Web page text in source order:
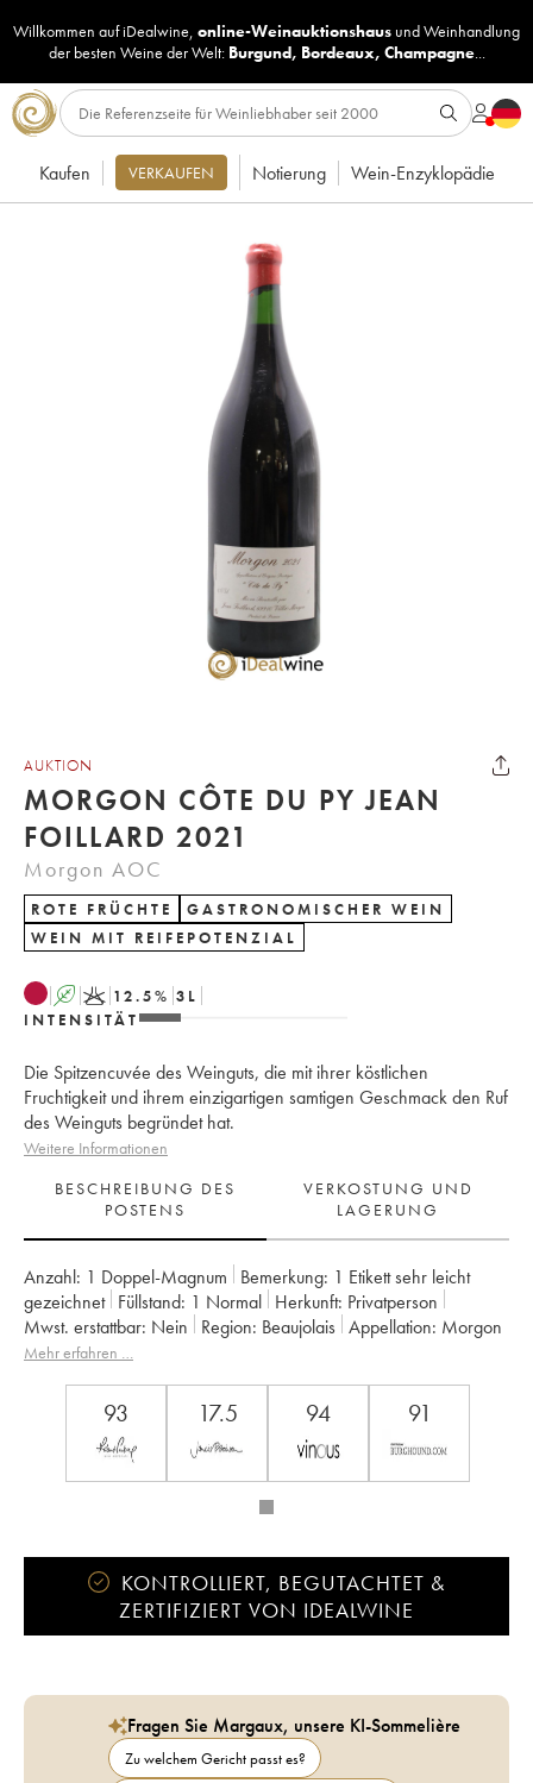
Willkommen auf iDealwine, online-Weinauktionshaus undWeinhandlung
der besten Weine der Welt: Burgund, Bordeaux, Champagne...
Kaufen VERKAUFEN Notierung Wein-Enzyklopädie
AUKTION
MORGON CÔTE DU PY JEAN
FOILLARD 2021
Morgon AOC
ROTE FRÜCHTE
GASTRONOMISCHER WEIN
WEIN MIT REIFEPOTENZIAL
A K 12.5% 3 L
INTENSITÄT
Die Spitzencuvée des Weinguts, die mit ihrer köstlichen
Fruchtigkeit und ihrem einzigartigen samtigen Geschmack den Ruf
des Weinguts begründet hat.
Weitere Informationen
BESCHREIBUNG DES
POSTENS
VERKOSTUNG UND
LAGERUNG
Anzahl: 1 Doppel-Magnum Bemerkung: 1 Etikett sehr leicht
gezeichnet Füllstand: 1 Normal Herkunft:
privatperson
Mwst. erstattbar:
nein Region: Beaujolais Appellation:
Morgon
Eigentümer:
Mehr erfahren …
93 17.5 94 91
KONTROLLIERT, BEGUTACHTET &
ZERTIFIZIERT VON IDEALWINE
Fragen Sie Margaux, unsere KI-Sommelière
Zu welchem Gericht passt es?